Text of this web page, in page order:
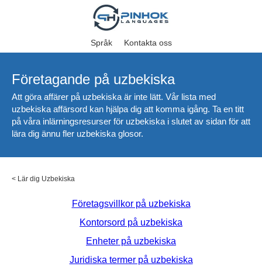
Språk Kontakta oss
Företagande på uzbekiska
Att göra affärer på uzbekiska är inte lätt. Vår lista med
uzbekiska affärsord kan hjälpa dig att komma igång. Ta en titt
på våra inlärningsresurser för uzbekiska i slutet av sidan för att
lära dig ännu fler uzbekiska glosor.
< Lär dig Uzbekiska
Företagsvillkor på uzbekiska
Kontorsord på uzbekiska
Enheter på uzbekiska
Juridiska termer på uzbekiska